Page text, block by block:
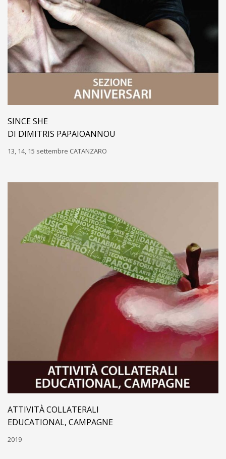
SINCE SHE
DI DIMITRIS PAPAIOANNOU
13, 14, 15 settembre CATANZARO
ATTIVITÀ COLLATERALI
EDUCATIONAL, CAMPAGNE
2019